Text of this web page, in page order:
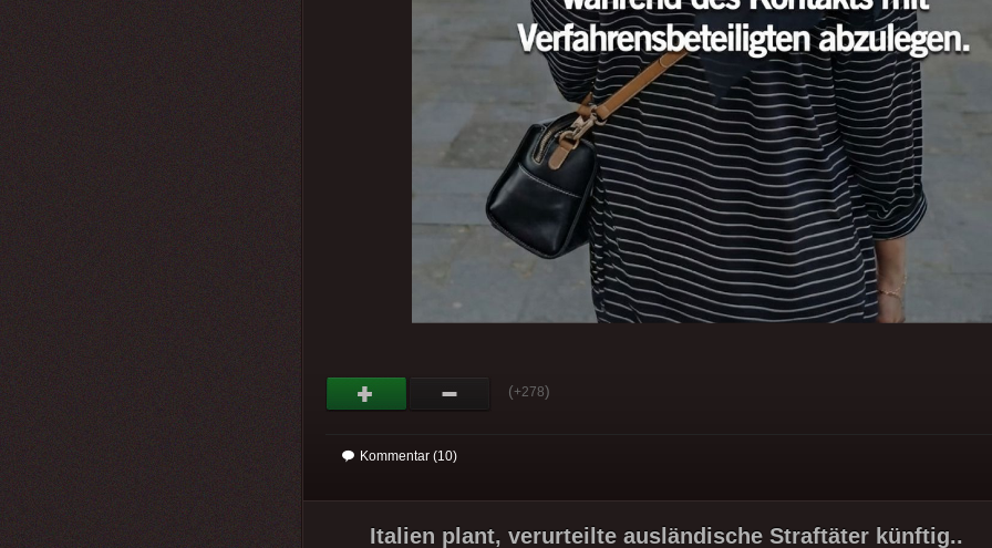
(+278)
Kommentar (10)
Italien plant, verurteilte ausländische Straftäter künftig..